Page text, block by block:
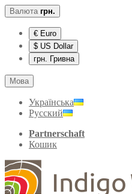
Валюта грн.
€ Euro
$ US Dollar
грн. Гривна
Мова
Українська
Русский
Partnerschaft
Кошик